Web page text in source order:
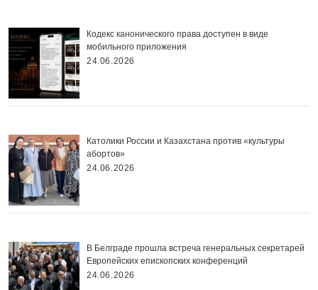
Кодекс канонического права доступен в виде
мобильного приложения
24.06.2026
Католики России и Казахстана против «культуры
абортов»
24.06.2026
В Белграде прошла встреча генеральных секретарей
Европейских епископских конференций
24.06.2026